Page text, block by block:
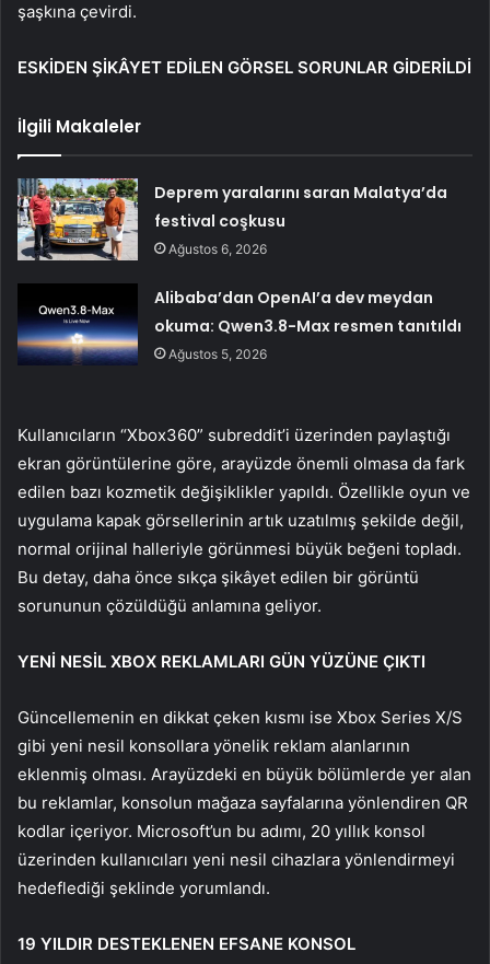
şaşkına çevirdi.
ESKİDEN ŞİKÂYET EDİLEN GÖRSEL SORUNLAR GİDERİLDİ
İlgili Makaleler
Deprem yaralarını saran Malatya’da
festival coşkusu
Ağustos 6, 2026
Alibaba’dan OpenAI’a dev meydan
okuma: Qwen3.8-Max resmen tanıtıldı
Ağustos 5, 2026
Kullanıcıların “Xbox360” subreddit’i üzerinden paylaştığı
ekran görüntülerine göre, arayüzde önemli olmasa da fark
edilen bazı kozmetik değişiklikler yapıldı. Özellikle oyun ve
uygulama kapak görsellerinin artık uzatılmış şekilde değil,
normal orijinal halleriyle görünmesi büyük beğeni topladı.
Bu detay, daha önce sıkça şikâyet edilen bir görüntü
sorununun çözüldüğü anlamına geliyor.
YENİ NESİL XBOX REKLAMLARI GÜN YÜZÜNE ÇIKTI
Güncellemenin en dikkat çeken kısmı ise Xbox Series X/S
gibi yeni nesil konsollara yönelik reklam alanlarının
eklenmiş olması. Arayüzdeki en büyük bölümlerde yer alan
bu reklamlar, konsolun mağaza sayfalarına yönlendiren QR
kodlar içeriyor. Microsoft’un bu adımı, 20 yıllık konsol
üzerinden kullanıcıları yeni nesil cihazlara yönlendirmeyi
hedeflediği şeklinde yorumlandı.
19 YILDIR DESTEKLENEN EFSANE KONSOL